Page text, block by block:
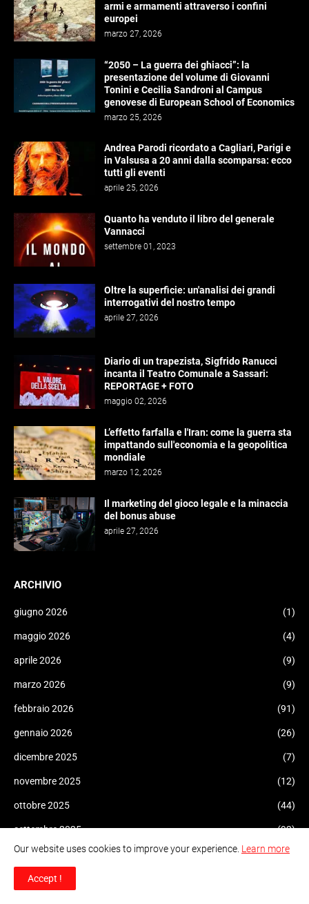
armi e armamenti attraverso i confini
europei
marzo 27, 2026
“2050 – La guerra dei ghiacci”: la
presentazione del volume di Giovanni
Tonini e Cecilia Sandroni al Campus
genovese di European School of Economics
marzo 25, 2026
Andrea Parodi ricordato a Cagliari, Parigi e
in Valsusa a 20 anni dalla scomparsa: ecco
tutti gli eventi
aprile 25, 2026
Quanto ha venduto il libro del generale
Vannacci
settembre 01, 2023
Oltre la superficie: un'analisi dei grandi
interrogativi del nostro tempo
aprile 27, 2026
Diario di un trapezista, Sigfrido Ranucci
incanta il Teatro Comunale a Sassari:
REPORTAGE + FOTO
maggio 02, 2026
L’effetto farfalla e l'Iran: come la guerra sta
impattando sull'economia e la geopolitica
mondiale
marzo 12, 2026
Il marketing del gioco legale e la minaccia
del bonus abuse
aprile 27, 2026
ARCHIVIO
giugno 2026 (1)
maggio 2026 (4)
aprile 2026 (9)
marzo 2026 (9)
febbraio 2026 (91)
gennaio 2026 (26)
dicembre 2025 (7)
novembre 2025 (12)
ottobre 2025 (44)
settembre 2025 (92)
agosto 2025 (17)
luglio 2025
Our website uses cookies to improve your experience. Learn more
Accept !